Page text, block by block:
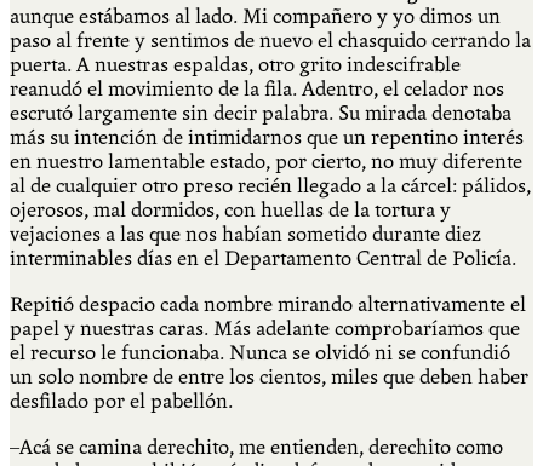
aunque estábamos al lado. Mi compañero y yo dimos un
paso al frente y sentimos de nuevo el chasquido cerrando la
puerta. A nuestras espaldas, otro grito indescifrable
reanudó el movimiento de la fila. Adentro, el celador nos
escrutó largamente sin decir palabra. Su mirada denotaba
más su intención de intimidarnos que un repentino interés
en nuestro lamentable estado, por cierto, no muy diferente
al de cualquier otro preso recién llegado a la cárcel: pálidos,
ojerosos, mal dormidos, con huellas de la tortura y
vejaciones a las que nos habían sometido durante diez
interminables días en el Departamento Central de Policía.
Repitió despacio cada nombre mirando alternativamente el
papel y nuestras caras. Más adelante comprobaríamos que
el recurso le funcionaba. Nunca se olvidó ni se confundió
un solo nombre de entre los cientos, miles que deben haber
desfilado por el pabellón.
–Acá se camina derechito, me entienden, derechito como